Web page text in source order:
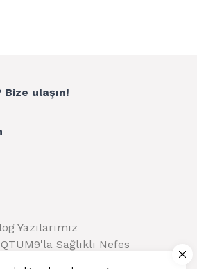
ulaşın!
Yazılarımız
Sağlıklı Nefes